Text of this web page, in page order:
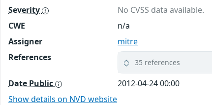
Severity
No CVSS data available.
CWE
n/a
Assigner
mitre
References
35 references
Date Public
2012-04-24 00:00
Show details on NVD website